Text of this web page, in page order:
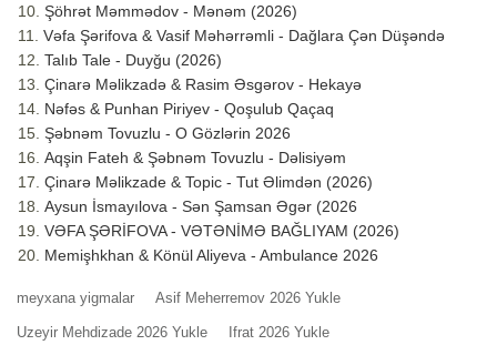
Şöhrət Məmmədov - Mənəm (2026)
Vəfa Şərifova & Vasif Məhərrəmli - Dağlara Çən Düşəndə
Talıb Tale - Duyğu (2026)
Çinarə Məlikzadə & Rasim Əsgərov - Hekayə
Nəfəs & Punhan Piriyev - Qoşulub Qaçaq
Şəbnəm Tovuzlu - O Gözlərin 2026
Aqşin Fateh & Şəbnəm Tovuzlu - Dəlisiyəm
Çinarə Məlikzade & Topic - Tut Əlimdən (2026)
Aysun İsmayılova - Sən Şamsan Əgər (2026
VƏFA ŞƏRİFOVA - VƏTƏNİMƏ BAĞLIYAM (2026)
Memişhkhan & Könül Aliyeva - Ambulance 2026
meyxana yigmalar Asif Meherremov 2026 Yukle
Uzeyir Mehdizade 2026 Yukle Ifrat 2026 Yukle